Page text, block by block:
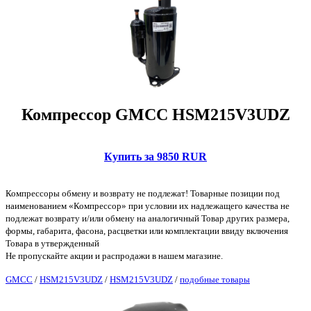
Компрессор GMCC HSM215V3UDZ
Купить за 9850 RUR
Компрессоры обмену и возврату не подлежат! Товарные позиции под
наименованием «Компрессор» при условии их надлежащего качества не
подлежат возврату и/или обмену на аналогичный Товар других размера,
формы, габарита, фасона, расцветки или комплектации ввиду включения
Товара в утвержденный
Не пропускайте акции и распродажи в нашем магазине.
GMCC / HSM215V3UDZ / HSM215V3UDZ / подобные товары